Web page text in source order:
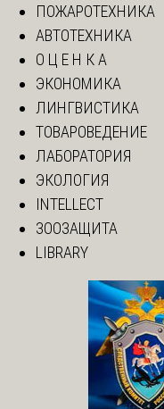
ПОЖАРОТЕХНИКА
АВТОТЕХНИКА
О Ц Е Н К А
ЭКОНОМИКА
ЛИНГВИСТИКА
ТОВАРОВЕДЕНИЕ
ЛАБОРАТОРИЯ
ЭКОЛОГИЯ
INTELLECT
ЗООЗАЩИТА
LIBRARY